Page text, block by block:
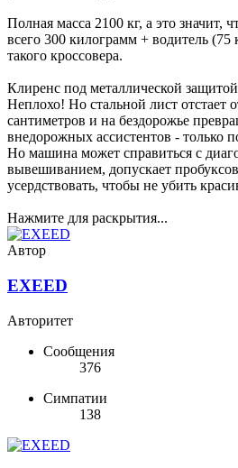
Полная масса 2100 кг, а это значит,
всего 300 килограмм + водитель (75
такого кроссовера.
Клиренс под металлической
Неплохо! Но стальной лист отстает
сантиметров и на бездорожье
внедорожных ассистентов - только
Но машина может справиться с
вывешиванием, допускает
усердствовать, чтобы не убить
Нажмите для раскрытия...
Автор
EXEED
Авторитет
Сообщения
376
Симпатии
138